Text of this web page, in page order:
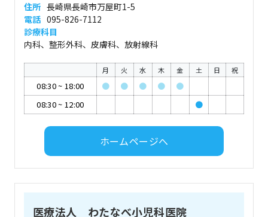
住所 長崎県長崎市万屋町1-5
電話 095-826-7112
診療科目
内科、整形外科、皮膚科、放射線科
月 火 水 木 金 土 日 祝
08:30~ 18:00 ● ● ● ●
●
08:30~ 12:00 ●
ホームページへ
医療法人 わたなべ小児科医院